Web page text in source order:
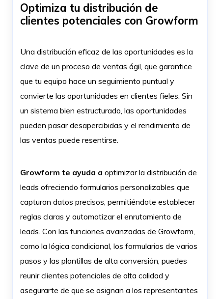
Optimiza tu distribución de
clientes potenciales con Growform
Una distribución eficaz de las oportunidades es la
clave de un proceso de ventas ágil, que garantice
que tu equipo hace un seguimiento puntual y
convierte las oportunidades en clientes fieles. Sin
un sistema bien estructurado, las oportunidades
pueden pasar desapercibidas y el rendimiento de
las ventas puede resentirse.
Growform te ayuda a optimizar la distribución de
leads ofreciendo formularios personalizables que
capturan datos precisos, permitiéndote establecer
reglas claras y automatizar el enrutamiento de
leads. Con las funciones avanzadas de Growform,
como la lógica condicional, los formularios de varios
pasos y las plantillas de alta conversión, puedes
reunir clientes potenciales de alta calidad y
asegurarte de que se asignan a los representantes